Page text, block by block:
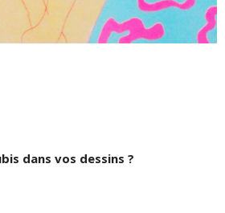
dans vos dessins ?